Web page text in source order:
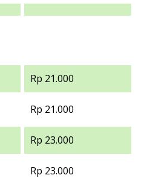
Rp 21.000
Rp 21.000
Rp 23.000
Rp 23.000